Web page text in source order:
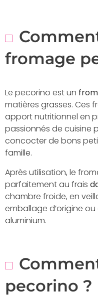
fromage
Le pecorino est un
matières grasses. Ces
apport nutritionnel en
passionnés de cuisine
concocter de bons
famille.
Après utilisation, le
parfaitement au frais
chambre froide, en
emballage d’origine
aluminium.
pecorino ?